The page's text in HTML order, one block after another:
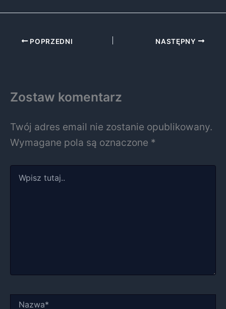
POPRZEDNI NASTĘPNY
Zostaw komentarz
Twój adres email nie zostanie opublikowany.
Wymagane pola są oznaczone *
tutaj..